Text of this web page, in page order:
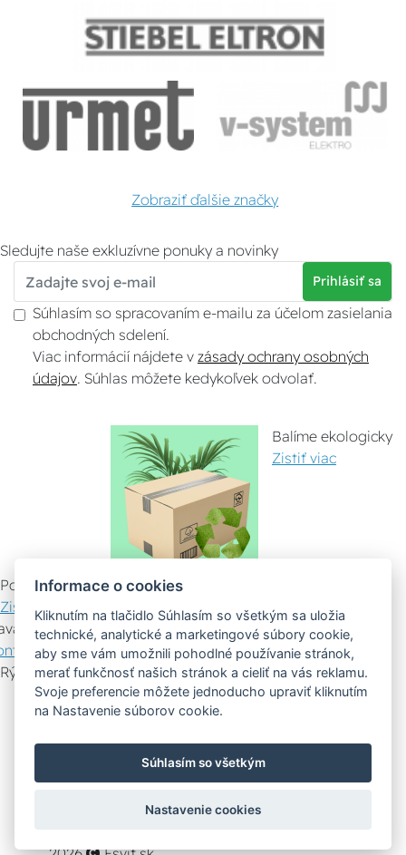
Zobraziť ďalšie značky
Sledujte naše exkluzívne ponuky a novinky
Prihlásiť sa
Súhlasím so spracovaním e-mailu za účelom zasielania
obchodných sdelení.
Viac informácií nájdete v zásady ochrany osobných
údajov . Súhlas môžete kedykoľvek odvolať.
Balíme ekologicky
Zistiť viac
Pomáhame ostatným
Zistiť viac
spoluprácu
nás
Rýchly kontakt
Zákaznícky servis Vyznesenie tovaru
Informace o cookies
Kliknutím na tlačidlo Súhlasím so všetkým sa uložia
technické, analytické a marketingové súbory cookie,
aby sme vám umožnili pohodlné používanie stránok,
merať funkčnosť našich stránok a cieliť na vás reklamu.
Svoje preferencie môžete jednoducho upraviť kliknutím
na Nastavenie súborov cookie.
Súhlasím so všetkým
Nastavenie cookies